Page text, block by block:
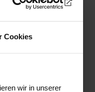
Cookies
wir in unserer